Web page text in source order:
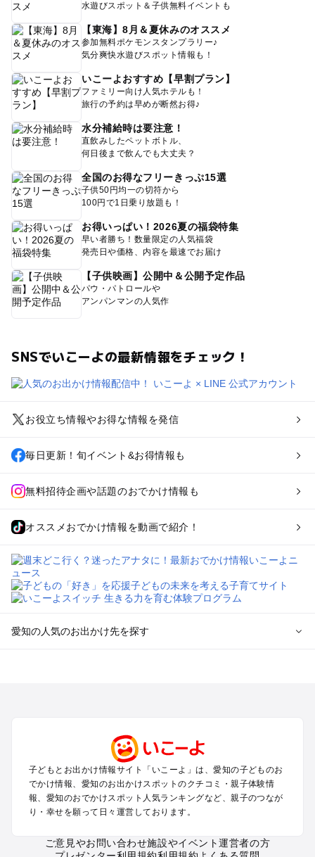
水遊びスポット＆子供無料イベントも
【東海】8月＆夏休みのオススメ
参加無料ポケモンスタンプラリー♪
気分爽快水遊びスポット情報も！
いこーよおすすめ【早割プラン】
ファミリー向け人気ホテルも！
旅行の予約は早めが断然お得♪
水分補給時は要注意！
直飲みしたペットボトル、
何日後まで飲んでも大丈夫？
全国のお得なフリーきっぷ15選
子供50円均一の切符から
100円で1日乗り放題も！
お得いっぱい！2026夏の福袋特集
早い者勝ち！数量限定の人気福袋
発売日や価格、内容を最速でお届け
【子供映画】公開中＆公開予定作品
パウ・パトロールや
アンパンマンの人気作
SNSでいこーよの最新情報をチェック！
お役立ち情報やお得な情報を発信
毎日更新！旬イベント&お得情報も
無料招待企画や話題のおでかけ情報も
オススメおでかけ情報を動画で紹介！
愛知の人気のお出かけ先を探す
犬山・一宮・小牧・瀬戸・各務原・尾張のプールお出かけ
知多半島（常滑・半田・南知多）のプールお出かけ
愛知の定番お出かけスポット
愛知の遊園地
愛知のバーベキュー
子どもとお出かけ情報サイト「いこーよ」は、愛知の子どものお
でかけ情報、愛知のお出かけスポットのクチコミ・親子体験情
報、愛知のおでかけスポット人気ランキングなど、親子のつなが
り・幸せを願って日々運営しております。
ご意見やお問い合わせ施設やイベント運営者の方